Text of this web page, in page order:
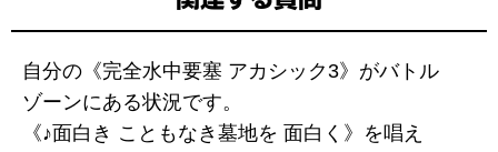
自分の《完全水中要塞 アカシック3》がバトル
ゾーンにある状況です。
《♪面白き こともなき墓地を 面白く》を唱え